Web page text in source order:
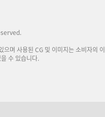
며 사용된 CG 및 이미지는 소비자의 이
수 있습니다.